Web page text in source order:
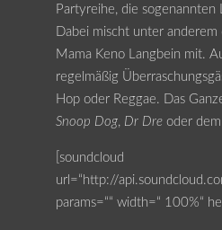
Partyreihe, die sogenannten
Dabei mischt unter
Mama Keno Langbein mit.
regelmäßig
Hop oder Reggae. Das
Snoop Dog, Dr Dreoder dem
[soundcloud
url=“http://
params=““ width=“ 100%“